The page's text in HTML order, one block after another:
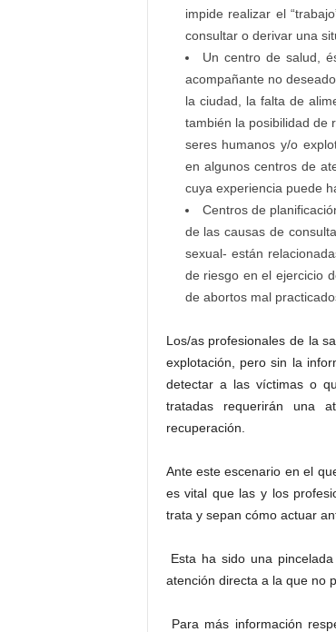
impide realizar el
consultar o derivar una
Un centro de salud,
acompañante no
la ciudad, la falta de
también la posibilidad de
seres humanos y/o
en algunos centros de
cuya experiencia puede
Centros de
de las causas de
sexual- están
de riesgo en el ejercicio
de abortos mal
Los/as profesionales de la
explotación, pero sin la
detectar a las víctimas o
tratadas requerirán una
recuperación.
Ante este escenario en el
es vital que las y los
trata y sepan cómo actuar
Esta ha sido una
atención directa a la que no
Para más información